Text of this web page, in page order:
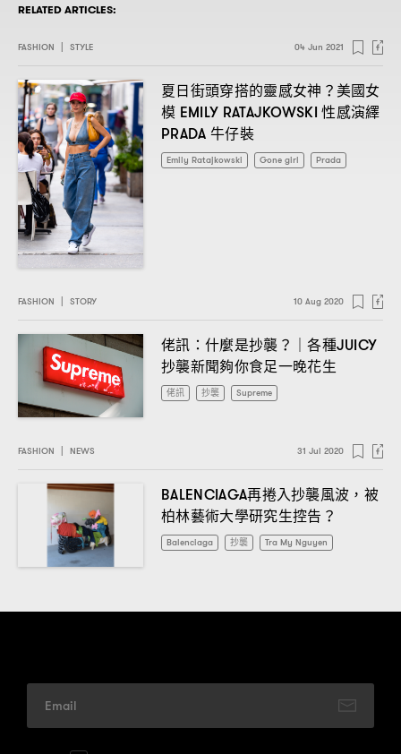
RELATED ARTICLES:
FASHION | STYLE 04 Jun 2021
夏日街頭穿搭的靈感女神 ？ 美國女
模 EMILY RATAJKOWSKI性感演繹
PRADA 牛仔裝
Emily Ratajkowski Gone girl Prada
FASHION | STORY 10 Aug 2020
佬訊 ： 什麼是抄襲 ？｜各種JUICY
抄襲新聞夠你食足一晚花生
佬訊 抄襲 Supreme
FASHION | NEWS 31 Jul 2020
BALENCIAGA再捲入抄襲風波 ， 被
柏林藝術大學研究生控告 ？
Balenciaga 抄襲 Tra My Nguyen